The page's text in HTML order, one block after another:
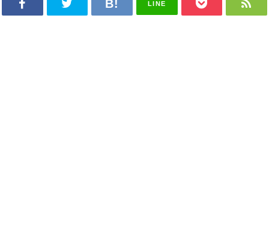
LINE